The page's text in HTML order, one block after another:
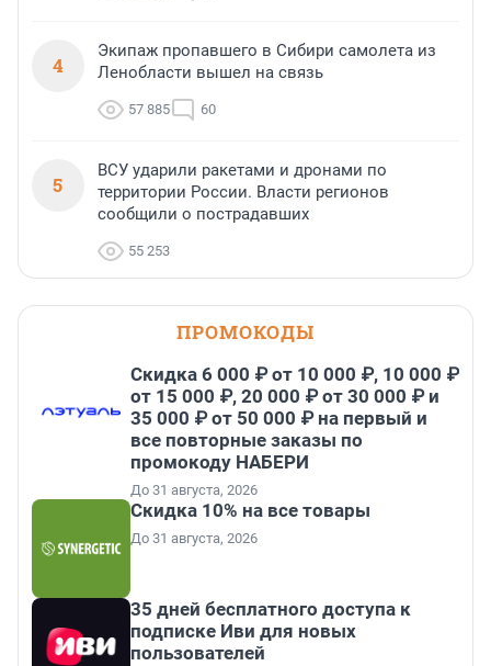
4
Экипаж пропавшего в Сибири самолета из
Ленобласти вышел на связь
57 885 60
5
ВСУ ударили ракетами и дронами по
территории России. Власти регионов
сообщили о пострадавших
55 253
ПРОМОКОДЫ
Скидка 6 000 ₽ от 10 000 ₽, 10 000 ₽
от 15 000 ₽, 20 000 ₽ от 30 000 ₽ и
35 000 ₽ от 50 000 ₽ на первый и
все повторные заказы по
промокоду НАБЕРИ
До 31 августа, 2026
Скидка 10% на все товары
До 31 августа, 2026
35 дней бесплатного доступа к
подписке Иви для новых
пользователей